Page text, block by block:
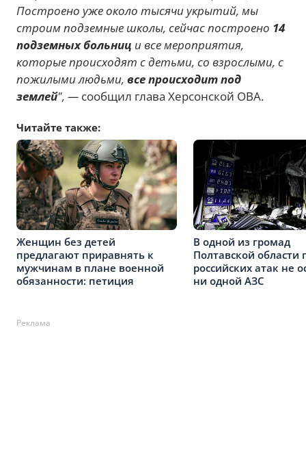
Построено уже около тысячи укрытий, мы
строим подземные школы, сейчас построено 14
подземных больниц и все мероприятия,
которые происходят с детьми, со взрослыми, с
пожилыми людьми, все происходит под
землей", — сообщил глава Херсонской ОВА.
Читайте также:
Женщин без детей
предлагают приравнять к
мужчинам в плане военной
обязанности: петиция
В одной из громад
Полтавской области
российских атак не
ни одной АЗС
Реклама